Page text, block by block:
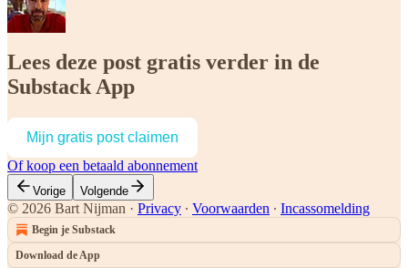
Lees deze post gratis verder in de
Substack App
Mijn gratis post claimen
Of koop een betaald abonnement
Vorige Volgende
© 2026 Bart Nijman · Privacy ∙ Voorwaarden ∙ Incassomelding
Begin je Substack
Download de App